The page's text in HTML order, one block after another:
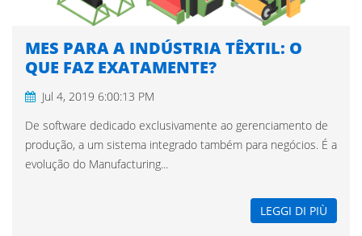
MES PARA A INDÚSTRIA TÊXTIL: O
QUE FAZ EXATAMENTE?
Jul 4, 2019 6:00:13 PM
De software dedicado exclusivamente ao gerenciamento de
produção, a um sistema integrado também para negócios. É a
evolução do Manufacturing...
LEGGI DI PIÙ